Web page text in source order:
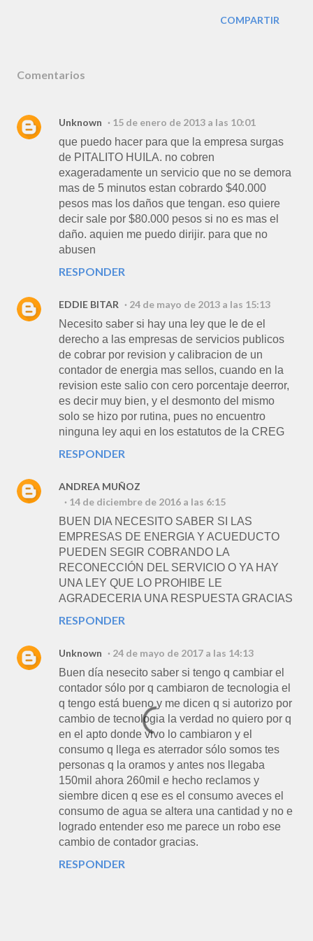
COMPARTIR
Comentarios
Unknown
15 de enero de 2013 a las 10:01
que puedo hacer para que la empresa surgas
de PITALITO HUILA. no cobren
exageradamente un servicio que no se demora
mas de 5 minutos estan cobrardo $40.000
pesos mas los daños que tengan. eso quiere
decir sale por $80.000 pesos si no es mas el
daño. aquien me puedo dirijir. para que no
abusen
RESPONDER
EDDIE BITAR
24 de mayo de 2013 a las 15:13
Necesito saber si hay una ley que le de el
derecho a las empresas de servicios publicos
de cobrar por revision y calibracion de un
contador de energia mas sellos, cuando en la
revision este salio con cero porcentaje deerror,
es decir muy bien, y el desmonto del mismo
solo se hizo por rutina, pues no encuentro
ninguna ley aqui en los estatutos de la CREG
RESPONDER
ANDREA MUÑOZ
14 de diciembre de 2016 a las 6:15
BUEN DIA NECESITO SABER SI LAS
EMPRESAS DE ENERGIA Y ACUEDUCTO
PUEDEN SEGIR COBRANDO LA
RECONECCIÓN DEL SERVICIO O YA HAY
UNA LEY QUE LO PROHIBE LE
AGRADECERIA UNA RESPUESTA GRACIAS
RESPONDER
Unknown
24 de mayo de 2017 a las 14:13
Buen día nesecito saber si tengo q cambiar el
contador sólo por q cambiaron de tecnologia el
q tengo está bueno y me dicen q si autorizo por
cambio de tecnologia la verdad no quiero por q
en el apto donde vivo lo cambiaron y el
consumo q llega es aterrador sólo somos tes
personas q la oramos y antes nos llegaba
150mil ahora 260mil e hecho reclamos y
siembre dicen q ese es el consumo aveces el
consumo de agua se altera una cantidad y no e
logrado entender eso me parece un robo ese
cambio de contador gracias.
RESPONDER